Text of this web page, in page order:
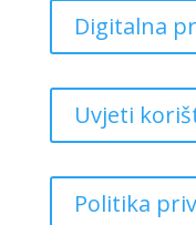
Digitalna
Uvjeti
Politika